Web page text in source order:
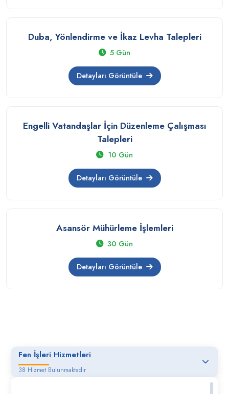
Fen İşleri Hizmetleri
38 Hizmet Bulunmaktadır
Duba, Yönlendirme ve İkaz Levha Talepleri
5 Gün
Detayları Görüntüle
Engelli Vatandaşlar İçin Düzenleme Çalışması
Talepleri
10 Gün
Detayları Görüntüle
Asansör Mühürleme İşlemleri
30 Gün
Detayları Görüntüle